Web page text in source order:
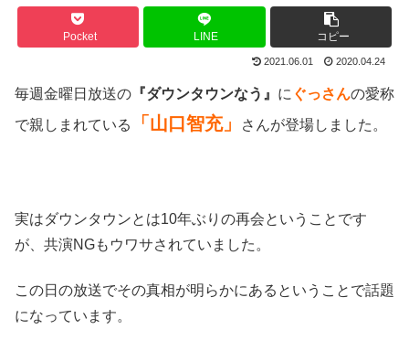
Pocket LINE コピー
2021.06.01 2020.04.24
毎週金曜日放送の 『ダウンタウンなう』 に ぐっさんの愛称
で親しまれている
「山口智充」 さんが登場しました。
実はダウンタウンとは10年ぶりの再会ということです
が、共演NGもウワサされていました。
この日の放送でその真相が明らかにあるということで話題
になっています。